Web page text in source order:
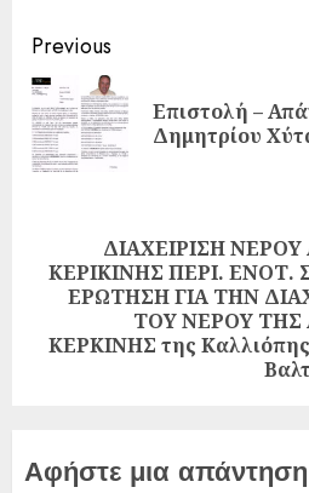
Previous
Επιστολή –
Δημητρίου
ΔΙΑΧΕΙΡΙΣΗ
ΚΕΡΙΚΙΝΗΣ ΠΕΡΙ. ΕΝΟΤ.
ΕΡΩΤΗΣΗ ΓΙΑ ΤΗΝ
ΤΟΥ ΝΕΡΟΥ ΤΗΣ
ΚΕΡΚΙΝΗΣ της
Αφήστε μια απάντηση